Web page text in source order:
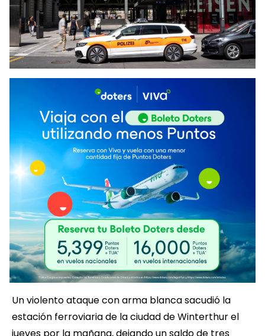
Un violento ataque con arma blanca sacudió la
estación ferroviaria de la ciudad de Winterthur el